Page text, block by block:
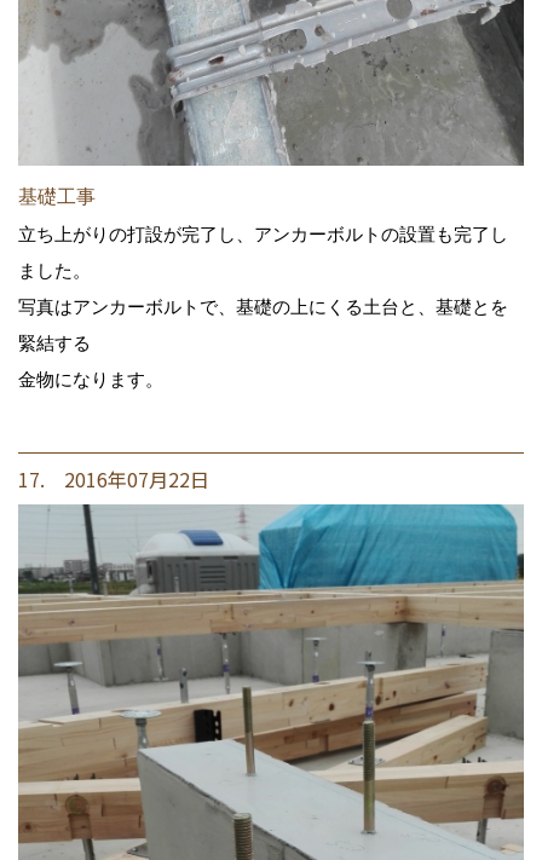
基礎工事
立ち上がりの打設が完了し、アンカーボルトの設置も完了し
ました。
写真はアンカーボルトで、基礎の上にくる土台と、基礎とを
緊結する
金物になります。
17. 2016年07月22日